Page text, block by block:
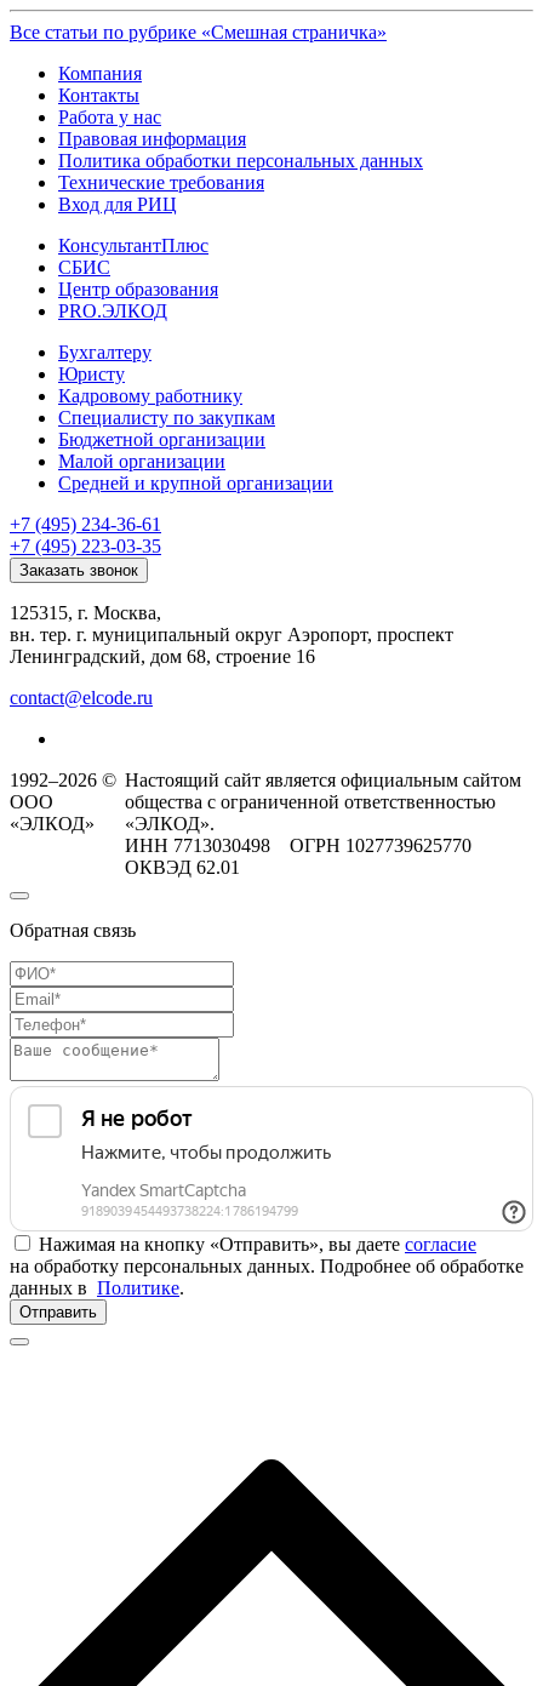
Все статьи по рубрике «Смешная страничка»
Компания
Контакты
Работа у нас
Правовая информация
Политика обработки персональных данных
Технические требования
Вход для РИЦ
КонсультантПлюс
СБИС
Центр образования
PRO.ЭЛКОД
Бухгалтеру
Юристу
Кадровому работнику
Специалисту по закупкам
Бюджетной организации
Малой организации
Средней и крупной организации
+7 (495) 234-36-61
+7 (495) 223-03-35
Заказать звонок
125315, г. Москва,
вн. тер. г. муниципальный округ Аэропорт, проспект
Ленинградский, дом 68, строение 16
contact@elcode.ru
1992–2026 ©
ООО
«ЭЛКОД»
Настоящий сайт является официальным сайтом
общества с ограниченной ответственностью
«ЭЛКОД».
ИНН 7713030498 ОГРН 1027739625770
ОКВЭД 62.01
Обратная связь
Нажимая на кнопку «Отправить», вы даете согласие
на обработку персональных данных. Подробнее об обработке
данных в Политике.
Отправить